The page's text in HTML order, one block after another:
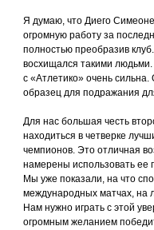
Я думаю, что Диего
огромную работу за
полностью преобразив
восхищался такими
с «Атлетико» очень
образец для подражания
Для нас большая честь
находиться в четверке
чемпионов. Это отличная
намерены использовать ее
Мы уже показали, на что
международных матчах, на
Нам нужно играть с этой
огромным желанием